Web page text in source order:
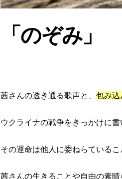
「のぞみ
茜さんの透き通る歌声と、 包み込
ウクライナの戦争をきっかけに
その運命は他人に委ねらている
茜さんの生きることや自由の素